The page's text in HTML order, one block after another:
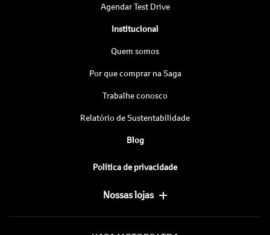
Agendar Test Drive
Institucional
Quem somos
Por que comprar na Saga
Trabalhe conosco
Relatório de Sustentabilidade
Blog
Política de privacidade
Nossas lojas